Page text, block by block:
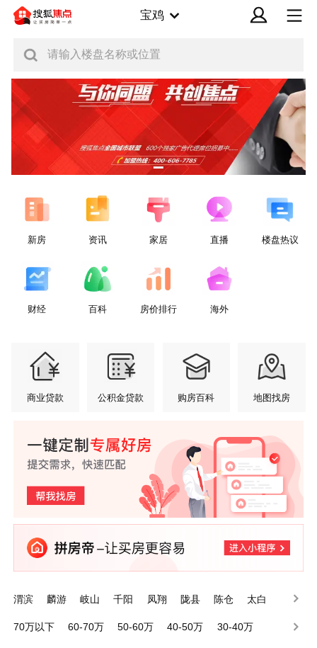
宝鸡
请输入楼盘名称或位置
新房 资讯 家居 直播 楼盘热议
财经 百科 房价排行 海外
商业贷款 公积金贷款 购房百科 地图找房
渭滨 麟游 岐山 千阳 凤翔 陇县 陈仓
太白
70万以下
60-70万 50-60万 40-50万
30-40万